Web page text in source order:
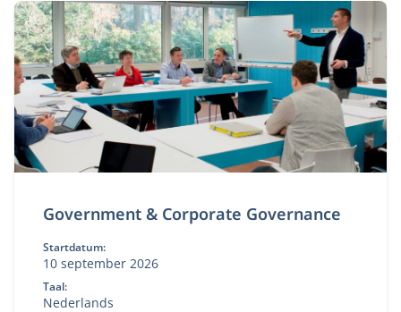
Government & Corporate Governance
Startdatum:
10 september 2026
Taal:
Nederlands